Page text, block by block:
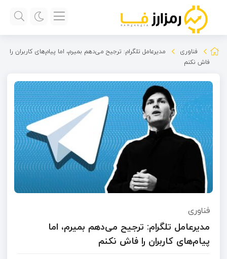
فناوری
مدیرعامل تلگرام: ترجیح می‌دهم بمیرم، اما پیام‌های کاربران را
فاش نکنم
فناوری
مدیرعامل تلگرام: ترجیح می‌دهم بمیرم، اما
پیام‌های کاربران را فاش نکنم